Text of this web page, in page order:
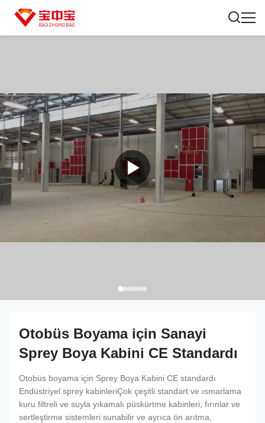
Otobüs Boyama için Sanayi
Sprey Boya Kabini CE Standardı
Otobüs boyama için Sprey Boya Kabini CE standardı
Endüstriyel sprey kabinleriÇok çeşitli standart ve ısmarlama
kuru filtreli ve suyla yıkamalı püskürtme kabinleri, fırınlar ve
sertleştirme sistemleri sunabilir ve ayrıca ön arıtma,